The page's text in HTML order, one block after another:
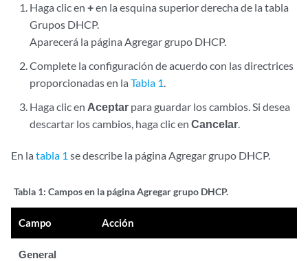
Haga clic en+en la esquina superior derecha de la tabla
Grupos DHCP.
Aparecerá la página Agregar grupo DHCP.
Complete la configuración de acuerdo con las directrices
proporcionadas en laTabla 1.
Haga clic en Aceptar para guardar los cambios. Si desea
descartar los cambios, haga clic enCancelar.
En la tabla 1 se describe la página Agregar grupo DHCP.
Tabla 1: Campos en la página Agregar grupo DHCP.
Campo Acción
General